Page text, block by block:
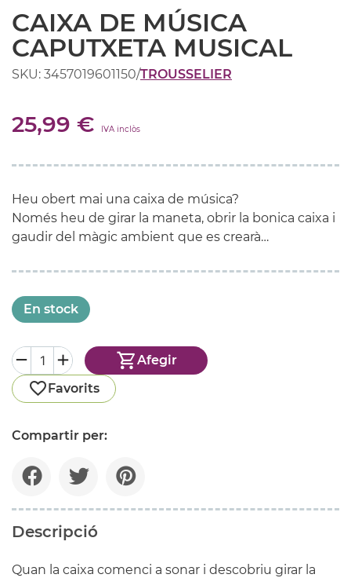
CAIXA DE MÚSICA
CAPUTXETA MUSICAL
SKU: 3457019601150/TROUSSELIER
25,99 € IVA inclòs
Heu obert mai una caixa de música?
Només heu de girar la maneta, obrir la bonica caixa i
gaudir del màgic ambient que es crearà…
En stock
Afegir
Favorits
Compartir per:
Descripció
Quan la caixa comenci a sonar i descobriu girar la